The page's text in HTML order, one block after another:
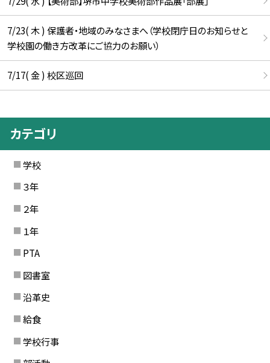
7/23( 木 ) 保護者・地域のみなさまへ（学校閉庁日のお知らせと
学校園の働き方改革にご協力のお願い）
7/17( 金 ) 校区巡回
カテゴリ
学校
３年
２年
１年
PTA
図書室
沿革史
給食
学校行事